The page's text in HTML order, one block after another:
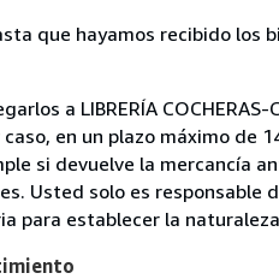
que hayamos recibido los
a LIBRERÍA
en un plazo máximo
si devuelve la mercancía
Usted solo es
para establecer la